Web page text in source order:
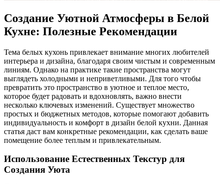
Создание Уютной Атмосферы в Белой
Кухне: Полезные Рекомендации
Тема белых кухонь привлекает внимание многих любителей
интерьера и дизайна, благодаря своим чистым и современным
линиям. Однако на практике такие пространства могут
выглядеть холодными и неприветливыми. Для того чтобы
превратить это пространство в уютное и теплое место,
которое будет радовать и вдохновлять, важно внести
несколько ключевых изменений. Существует множество
простых и бюджетных методов, которые помогают добавить
индивидуальность и комфорт в дизайн белой кухни. Данная
статья даст вам конкретные рекомендации, как сделать ваше
помещение более теплым и привлекательным.
Использование Естественных Текстур для
Создания Уюта